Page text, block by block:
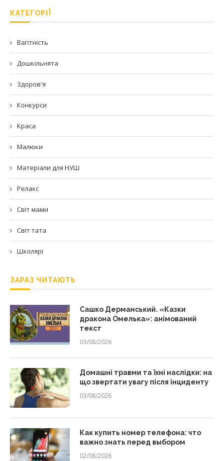
КАТЕГОРІЇ
Вагітність
Дошкільнята
Здоров'я
Конкурси
Краса
Малюки
Матеріали для НУШ
Релакс
Світ мами
Світ тата
Школярі
ЗАРАЗ ЧИТАЮТЬ
Сашко Дерманський. «Казки
дракона Омелька»: анімований
текст
03/08/2026
Домашні травми та їхні наслідки: на
що звертати увагу після інциденту
03/08/2026
Как купить номер телефона: что
важно знать перед выбором
02/08/2026